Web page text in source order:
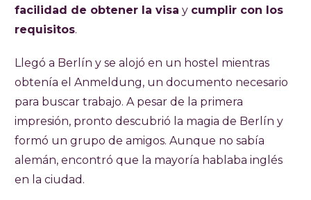
facilidad de obtener la visa y cumplir con los
requisitos.
Llegó a Berlín y se alojó en un hostel mientras
obtenía el Anmeldung, un documento necesario
para buscar trabajo. A pesar de la primera
impresión, pronto descubrió la magia de Berlín y
formó un grupo de amigos. Aunque no sabía
alemán, encontró que la mayoría hablaba inglés
en la ciudad.